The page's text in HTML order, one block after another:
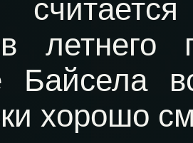
Байсела
хорошо